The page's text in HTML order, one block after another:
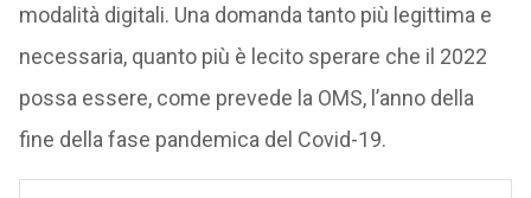
modalità digitali. Una domanda tanto più legittima e
necessaria, quanto più è lecito sperare che il 2022
possa essere, come prevede la OMS, l’anno della
fine della fase pandemica del Covid-19.